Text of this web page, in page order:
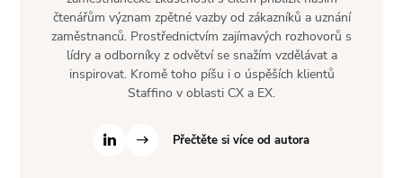
čtenářům význam zpětné vazby od zákazníků a uznání
zaměstnanců. Prostřednictvím zajímavých rozhovorů s
lídry a odborníky z odvětví se snažím vzdělávat a
inspirovat. Kromě toho píšu i o úspěších klientů
Staffino v oblasti CX a EX.
Přečtěte si více od autora